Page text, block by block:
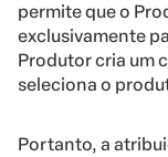
permite que o
exclusivamente
Produtor cria um
seleciona o
Portanto, a